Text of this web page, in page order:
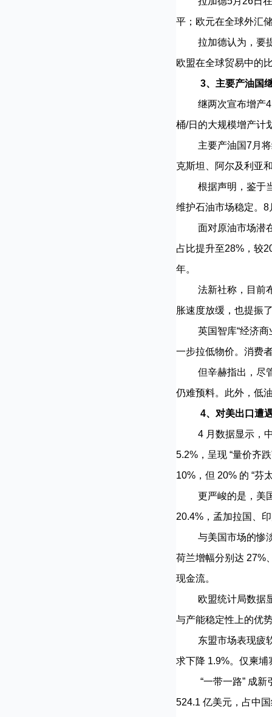
平；欧元在全球外汇
拉加德认为，要提
欧盟在全球贸易中的
3、主要产油国
继两次宣布增产
桶/日的大规模增产计
主要产油国7月将继
克斯坦、阿尔及利亚
根据声明，鉴于当
维护石油市场稳定。
面对原油市场潜在
占比提升至28%，较
年。
法新社称，目前布
胀速度放缓，也提振
英国智库“经济商业
一步拉低物价。消费
但辛赫指出，尽管
仍难预料。此外，低
4、对美出口遭
4 月数据显示，中
5.2%，呈现 “量价齐
10%，但 20% 的 “芬
更严峻的是，美国
20.4%，孟加拉国、
与美国市场的惨淡
荷兰增幅分别达 27%
现金流。
欧盟统计局数据显
与产能稳定性上的优
东盟市场表现疲软
求下降 1.9%。仅柬
“一带一路” 成新引
524.1 亿美元，占中